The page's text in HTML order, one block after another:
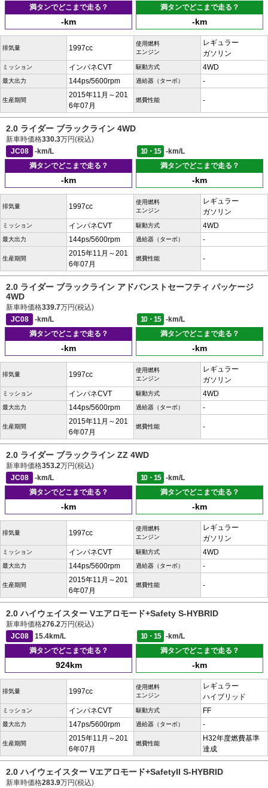
満タンでどこまで走る？
-km
満タンでどこまで走る？
-km
排気量 1997cc
使用燃料
エンジン
レギュラー
ガソリン
ミッション インパネCVT 駆動方式 4WD
最大出力 144ps/5600rpm 過給器（ターボ） -
生産期間
2015年11月～201
6年07月
燃費性能 -
2.0 ライダー ブラックライン 4WD
新車時価格330.3万円(税込)
JC08
-km/L 10・15
-km/L
満タンでどこまで走る？
-km
満タンでどこまで走る？
-km
排気量 1997cc
使用燃料
エンジン
レギュラー
ガソリン
ミッション インパネCVT 駆動方式 4WD
最大出力 144ps/5600rpm 過給器（ターボ） -
生産期間
2015年11月～201
6年07月
燃費性能 -
2.0 ライダー ブラックライン アドバンストセーフティ パッケージ
4WD
新車時価格339.7万円(税込)
JC08
-km/L 10・15
-km/L
満タンでどこまで走る？
-km
満タンでどこまで走る？
-km
排気量 1997cc
使用燃料
エンジン
レギュラー
ガソリン
ミッション インパネCVT 駆動方式 4WD
最大出力 144ps/5600rpm 過給器（ターボ） -
生産期間
2015年11月～201
6年07月
燃費性能 -
2.0 ライダー ブラックライン ZZ 4WD
新車時価格353.2万円(税込)
JC08
-km/L 10・15
-km/L
満タンでどこまで走る？
-km
満タンでどこまで走る？
-km
排気量 1997cc
使用燃料
エンジン
レギュラー
ガソリン
ミッション インパネCVT 駆動方式 4WD
最大出力 144ps/5600rpm 過給器（ターボ） -
生産期間
2015年11月～201
6年07月
燃費性能 -
2.0 ハイウェイスター Vエアロモード+Safety S-HYBRID
新車時価格276.2万円(税込)
JC08
15.4km/L 10・15
-km/L
満タンでどこまで走る？
924km
満タンでどこまで走る？
-km
排気量 1997cc
使用燃料
エンジン
レギュラー
ハイブリッド
ミッション インパネCVT 駆動方式 FF
最大出力 147ps/5600rpm 過給器（ターボ） -
生産期間
2015年11月～201
6年07月
燃費性能
H32年度燃費基準
達成
2.0 ハイウェイスター Vエアロモード+SafetyII S-HYBRID
新車時価格283.9万円(税込)